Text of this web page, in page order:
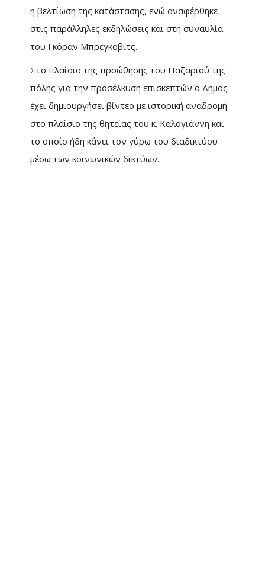
η βελτίωση της κατάστασης, ενώ αναφέρθηκε
στις παράλληλες εκδηλώσεις και στη συναυλία
του Γκόραν Μπρέγκοβιτς.
Στο πλαίσιο της προώθησης του Παζαριού της
πόλης για την προσέλκυση επισκεπτών ο Δήμος
έχει δημιουργήσει βίντεο με ιστορική αναδρομή
στο πλαίσιο της θητείας του κ. Καλογιάννη και
το οποίο ήδη κάνει τον γύρω του διαδικτύου
μέσω των κοινωνικών δικτύων.